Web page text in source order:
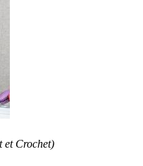
et Crochet)